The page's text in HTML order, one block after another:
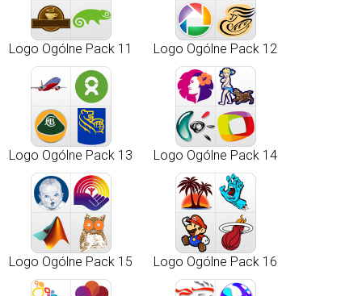
Logo Ogólne Pack 11 Logo Ogólne Pack 12
Logo Ogólne Pack 13 Logo Ogólne Pack 14
Logo Ogólne Pack 15 Logo Ogólne Pack 16